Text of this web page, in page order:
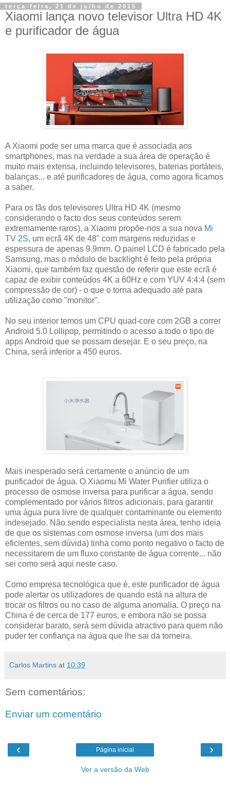
terça-feira, 21 de julho de 2015
Xiaomi lança novo televisor Ultra HD 4K
e purificador de água
A Xiaomi pode ser uma marca que é associada aos
smartphones, mas na verdade a sua área de operação é
muito mais extensa, incluindo televisores, baterias portáteis,
balanças... e até purificadores de água, como agora ficamos
a saber.
Para os fãs dos televisores Ultra HD 4K (mesmo
considerando o facto dos seus conteúdos serem
extremamente raros), a Xiaomi propõe-nos a sua nova Mi
TV 2S, um ecrã 4K de 48" com margens reduzidas e
espessura de apenas 9.9mm. O painel LCD é fabricado pela
Samsung, mas o módulo de backlight é feito pela própria
Xiaomi, que também faz questão de referir que este ecrã é
capaz de exibir conteúdos 4K a 60Hz e com YUV 4:4:4 (sem
compressão de cor) - o que o torna adequado até para
utilização como "monitor".
No seu interior temos um CPU quad-core com 2GB a correr
Android 5.0 Lollipop, permitindo o acesso a todo o tipo de
apps Android que se possam desejar. E o seu preço, na
China, será inferior a 450 euros.
Mais inesperado será certamente o anúncio de um
purificador de água. O Xiaomu Mi Water Purifier utiliza o
processo de osmose inversa para purificar a água, sendo
complementado por vários filtros adicionais, para garantir
uma água pura livre de qualquer contaminante ou elemento
indesejado. Não sendo especialista nesta área, tenho ideia
de que os sistemas com osmose inversa (um dos mais
eficientes, sem dúvida) tinha como ponto negativo o facto de
necessitarem de um fluxo constante de água corrente... não
sei como será aqui neste caso.
Como empresa tecnológica que é, este purificador de água
pode alertar os utilizadores de quando está na altura de
trocar os filtros ou no caso de alguma anomalia. O preço na
China é de cerca de 177 euros, e embora não se possa
considerar barato, será sem dúvida atractivo para quem não
puder ter confiança na água que lhe sai da torneira.
Carlos Martins at 10:39
Sem comentários:
Enviar um comentário
‹ ›
Página inicial
Ver a versão da Web